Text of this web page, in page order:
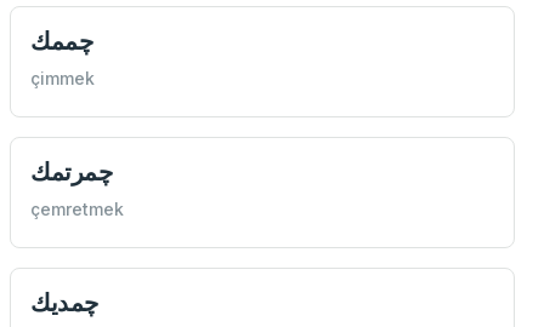
چممك
çimmek
چمرتمك
çemretmek
چمديك